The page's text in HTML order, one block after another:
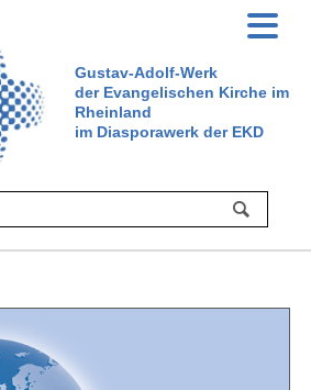
Gustav-Adolf-Werk
der Evangelischen Kirche im
Rheinland
im Diasporawerk der EKD